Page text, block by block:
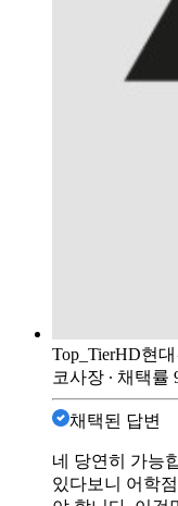
Top_TierHD현대
코사장 ∙ 채택률
채택된 답변
네 당연히 가능
있다보니 어학